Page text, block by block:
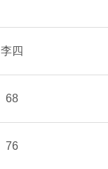
李四
68
76